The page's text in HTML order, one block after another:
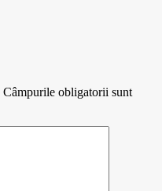
Câmpurile obligatorii sunt